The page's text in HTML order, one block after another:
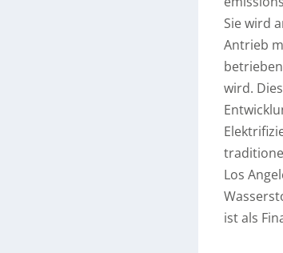
Sie wird
Antrieb
wird.
Los
ist als